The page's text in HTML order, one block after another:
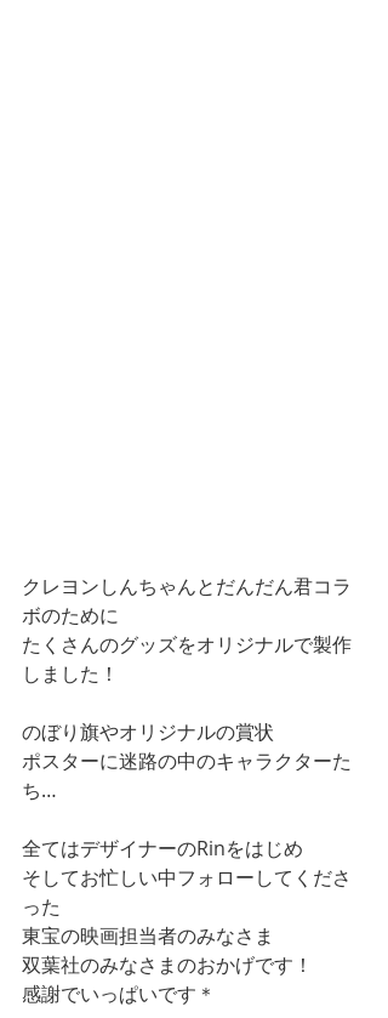
クレヨンしんちゃんとだんだん君コラ
ボのために
たくさんのグッズをオリジナルで製作
しました！
のぼり旗やオリジナルの賞状
ポスターに迷路の中のキャラクターた
ち…
全てはデザイナーのRinをはじめ
そしてお忙しい中フォローしてくださ
った
東宝の映画担当者のみなさま
双葉社のみなさまのおかげです！
感謝でいっぱいです＊